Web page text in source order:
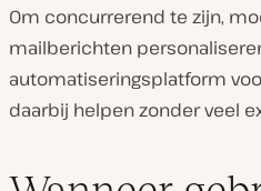
Om concurrerend te zijn,
mailberichten
automatiseringsplatform
daarbij helpen zonder veel